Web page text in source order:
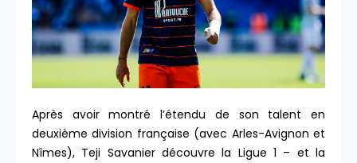
Après avoir montré l’étendu de son talent en
deuxième division française (avec Arles-Avignon et
Nîmes), Teji Savanier découvre la Ligue 1 – et la